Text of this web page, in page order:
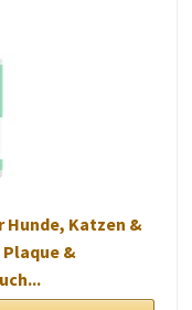
Hunde, Katzen &
&